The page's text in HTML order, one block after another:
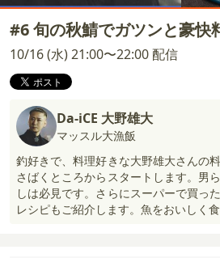
#6 旬の秋鯖でガツンと豪快
10/16 (水) 21:00〜22:00 配信
Da-iCE 大野雄大
マッスル大漁飯
釣好きで、料理好きな大野雄大さんの
さばくところからスタートします。男
しは必見です。さらにスーパーで買っ
レシピもご紹介します。魚をおいしく食